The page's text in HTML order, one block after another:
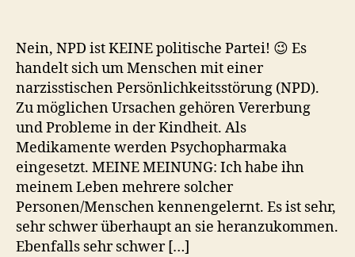
Nein, NPD ist KEINE politische Partei! 😉 Es
handelt sich um Menschen mit einer
narzisstischen Persönlichkeitsstörung (NPD).
Zu möglichen Ursachen gehören Vererbung
und Probleme in der Kindheit. Als
Medikamente werden Psychopharmaka
eingesetzt. MEINE MEINUNG: Ich habe ihn
meinem Leben mehrere solcher
Personen/Menschen kennengelernt. Es ist sehr,
sehr schwer überhaupt an sie heranzukommen.
Ebenfalls sehr schwer […]